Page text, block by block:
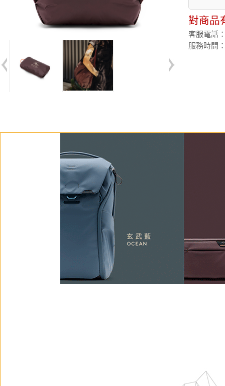
對商品
客服電話
服務時間